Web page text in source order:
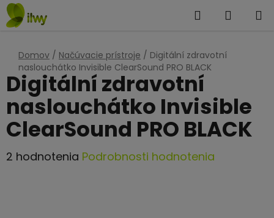
Prejsť
na
Hľadať
Domov / Načúvacie prístroje / Digitální zdravotní
naslouchátko Invisible ClearSound PRO BLACK
Digitální zdravotní
naslouchátko Invisible
ClearSound PRO BLACK
Priemerné
2 hodnotenia Podrobnosti hodnotenia